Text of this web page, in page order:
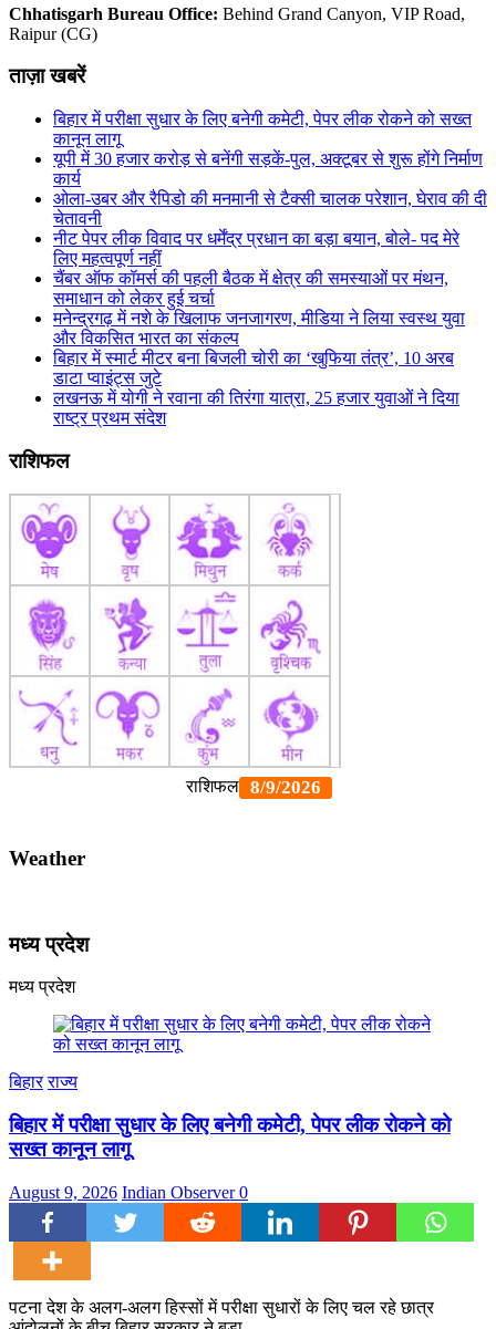
Chhatisgarh Bureau Office: Behind Grand Canyon, VIP Road,
Raipur (CG)
ताज़ा खबरें
बिहार में परीक्षा सुधार के लिए बनेगी कमेटी, पेपर लीक रोकने को सख्त
कानून लागू
यूपी में 30 हजार करोड़ से बनेंगी सड़कें-पुल, अक्टूबर से शुरू होंगे निर्माण
कार्य
ओला-उबर और रैपिडो की मनमानी से टैक्सी चालक परेशान, घेराव की दी
चेतावनी
नीट पेपर लीक विवाद पर धर्मेंद्र प्रधान का बड़ा बयान, बोले- पद मेरे
लिए महत्वपूर्ण नहीं
चैंबर ऑफ कॉमर्स की पहली बैठक में क्षेत्र की समस्याओं पर मंथन,
समाधान को लेकर हुई चर्चा
मनेन्द्रगढ़ में नशे के खिलाफ जनजागरण, मीडिया ने लिया स्वस्थ युवा
और विकसित भारत का संकल्प
बिहार में स्मार्ट मीटर बना बिजली चोरी का ‘खुफिया तंत्र’, 10 अरब
डाटा प्वाइंट्स जुटे
लखनऊ में योगी ने रवाना की तिरंगा यात्रा, 25 हजार युवाओं ने दिया
राष्ट्र प्रथम संदेश
राशिफल
Weather
मध्य प्रदेश
मध्य प्रदेश
बिहार राज्य
बिहार में परीक्षा सुधार के लिए बनेगी कमेटी, पेपर लीक रोकने को
सख्त कानून लागू
August 9, 2026 Indian Observer0
पटना देश के अलग-अलग हिस्सों में परीक्षा सुधारों के लिए चल रहे छात्र